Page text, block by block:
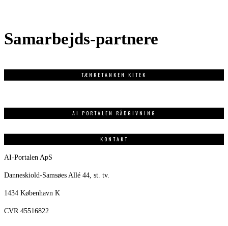
Samarbejds-partnere
TÆNKETANKEN KITEK
AI PORTALEN RÅDGIVNING
KONTAKT
AI-Portalen ApS
Danneskiold-Samsøes Allé 44, st. tv.
1434 København K
CVR 45516822